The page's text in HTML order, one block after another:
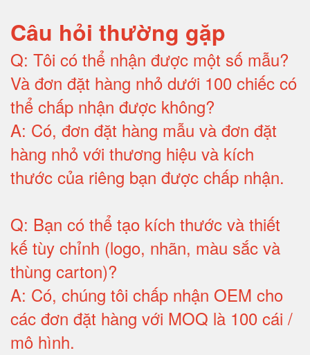
Câu hỏi thường gặp
Q: Tôi có thể nhận được một số mẫu?
Và đơn đặt hàng nhỏ dưới 100 chiếc có
thể chấp nhận được không?
A: Có, đơn đặt hàng mẫu và đơn đặt
hàng nhỏ với thương hiệu và kích
thước của riêng bạn được chấp nhận.
Q: Bạn có thể tạo kích thước và thiết
kế tùy chỉnh (logo, nhãn, màu sắc và
thùng carton)?
A: Có, chúng tôi chấp nhận OEM cho
các đơn đặt hàng với MOQ là 100 cái /
mô hình.